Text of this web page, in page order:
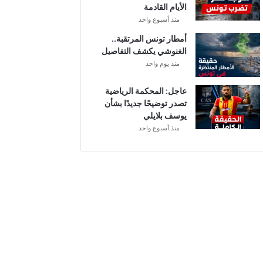
م
ح
ة
ب
ع
د
ا
ل
الأيام القادمة
منذ أسبوع واحد
أمطار تونس المرتقبة..
الغنوشي يكشف التفاصيل
منذ يوم واحد
عاجل: المحكمة الرياضية
تصدر توضيحًا جديدًا بشأن
يوسف بلايلي
منذ أسبوع واحد